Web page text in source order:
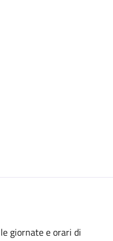
giornate e orari di